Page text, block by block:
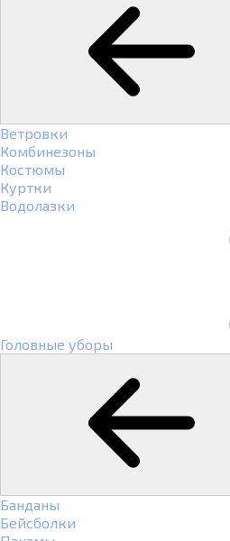
Ветровки
Комбинезоны
Костюмы
Куртки
Водолазки
Головные уборы
Банданы
Бейсболки